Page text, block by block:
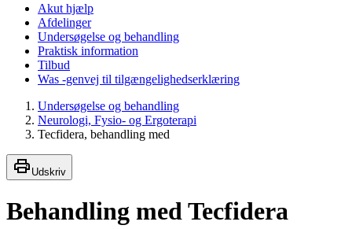
Akut hjælp
Afdelinger
Undersøgelse og behandling
Praktisk information
Tilbud
Was -genvej til tilgængelighedserklæring
Undersøgelse og behandling
Neurologi, Fysio- og Ergoterapi
Tecfidera, behandling med
Udskriv
Behandling med Tecfidera